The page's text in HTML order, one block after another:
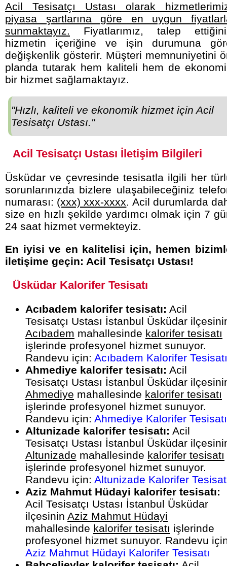
Acil Tesisatçı Ustası olarak
piyasa şartlarına göre en uygun
sunmaktayız. Fiyatlarımız, talep
hizmetin içeriğine ve işin durumuna
değişkenlik gösterir. Müşteri memnuniyetini
planda tutarak hem kaliteli hem de
bir hizmet sağlamaktayız.
"Hızlı, kaliteli ve ekonomik hizmet için Acil
Tesisatçı Ustası."
Acil Tesisatçı Ustası İletişim Bilgileri
Üsküdar ve çevresinde tesisatla ilgili her
sorunlarınızda bizlere ulaşabileceğiniz
numarası: (xxx) xxx-xxxx. Acil durumlarda
size en hızlı şekilde yardımcı olmak için 7
24 saat hizmet vermekteyiz.
En iyisi ve en kalitelisi için, hemen
iletişime geçin: Acil Tesisatçı Ustası!
Üsküdar Kalorifer Tesisatı
Acıbadem kalorifer tesisatı: Acil
Tesisatçı Ustası İstanbul Üsküdar
Acıbadem mahallesinde kalorifer tesisatı
işlerinde profesyonel hizmet sunuyor.
Randevu için: Acıbadem Kalorifer Tesisatı
Ahmediye kalorifer tesisatı: Acil
Tesisatçı Ustası İstanbul Üsküdar
Ahmediye mahallesinde kalorifer tesisatı
işlerinde profesyonel hizmet sunuyor.
Randevu için: Ahmediye Kalorifer Tesisatı
Altunizade kalorifer tesisatı: Acil
Tesisatçı Ustası İstanbul Üsküdar
Altunizade mahallesinde kalorifer tesisatı
işlerinde profesyonel hizmet sunuyor.
Randevu için: Altunizade Kalorifer
Aziz Mahmut Hüdayi kalorifer tesisatı:
Acil Tesisatçı Ustası İstanbul Üsküdar
ilçesinin Aziz Mahmut Hüdayi
mahallesinde kalorifer tesisatı işlerinde
profesyonel hizmet sunuyor. Randevu
Aziz Mahmut Hüdayi Kalorifer Tesisatı